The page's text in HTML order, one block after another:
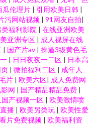
瓜伦理片 | 引用欧美日韩 |
污网站视频 | 91网友自拍|
类福利影院 | 在线亚洲欧美
亚洲专区 | 成人视屏在线
| 国产片av | 操逼3级黄色毛
| 日日夜夜一二区 | 日本高
| 微拍福利二区 | 成年人
片 | 欧美六区| 成人免费网
网 | 国产精品精品免费 |
国产视频一区 | 欧美激情喷
播 | 欧美另类玩 | 欧美性爱
片免费视频 | 欧美福利资